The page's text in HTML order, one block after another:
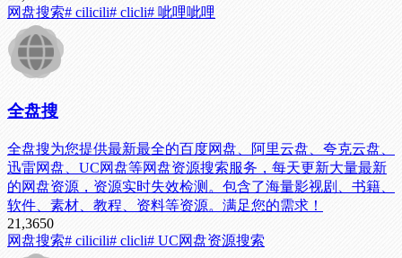
网盘搜索# cilicili# clicli# 呲哩呲哩
全盘搜
全盘搜为您提供最新最全的百度网盘、阿里云盘、夸克云盘、
迅雷网盘、UC网盘等网盘资源搜索服务，每天更新大量最新
的网盘资源，资源实时失效检测。包含了海量影视剧、书籍、
软件、素材、教程、资料等资源。满足您的需求！
21,3650
网盘搜索# cilicili# clicli# UC网盘资源搜索